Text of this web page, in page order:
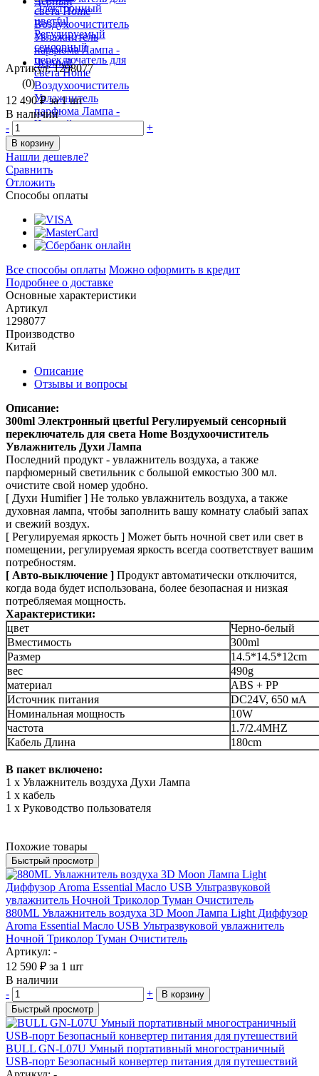
Артикул: 1298077
(0)
12 490 ₽за 1 шт
В наличии
-
+
В корзину
Нашли дешевле?
Сравнить
Отложить
Способы оплаты
Все способы оплаты Можно оформить в кредит
Подробнее о доставке
Основные характеристики
Артикул
1298077
Производство
Китай
Описание
Отзывы и вопросы
Описание:
300ml Электронный цветful Регулируемый сенсорный
переключатель для света Home Воздухоочиститель
Увлажнитель Духи Лампа
Последний продукт - увлажнитель воздуха, а также
парфюмерный светильник с большой емкостью 300 мл.
очистите свой номер удобно.
[ Духи Humifier] Не только увлажнитель воздуха, а также
духовная лампа, чтобы заполнить вашу комнату слабый запах
и свежий воздух.
[ Регулируемая яркость ] Может быть ночной свет или свет в
помещении, регулируемая яркость всегда соответствует вашим
потребностям.
[ Авто-выключение ] Продукт автоматически отключится,
когда вода будет использована, более безопасная и низкая
потребляемая мощность.
Характеристики:
цвет
Черно-белый
Вместимость
300ml
Размер
14.5*14.5*12cm
вес
490g
материал
ABS + PP
Источник питания
DC24V, 650 мА
Номинальная мощность
10W
частота
1.7/2.4MHZ
Кабель Длина
180cm
В пакет включено:
1 х Увлажнитель воздуха Духи Лампа
1 x кабель
1 x Руководство пользователя
Похожие товары
Быстрый просмотр
880ML Увлажнитель воздуха 3D Moon Лампа Light Диффузор
Aroma Essential Масло USB Ультразвуковой увлажнитель
Ночной Триколор Туман Очиститель
Артикул: -
12 590 ₽ за 1 шт
В наличии
-
+
В корзину
Быстрый просмотр
BULL GN-L07U Умный портативный многостраничный
USB-порт Безопасный конвертер питания для путешествий